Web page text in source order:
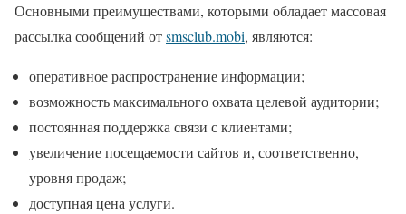
Основными преимуществами, которыми обладает массовая
рассылка сообщений отsmsclub.mobi, являются:
оперативное распространение информации;
возможность максимального охвата целевой аудитории;
постоянная поддержка связи с клиентами;
увеличение посещаемости сайтов и, соответственно,
уровня продаж;
доступная цена услуги.